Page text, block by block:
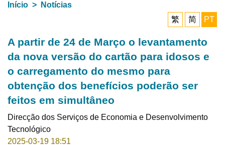
Início
Notícias
繁
简 PT
A partir de 24 de Março o levantamento
da nova versão do cartão para idosos e
o carregamento do mesmo para
obtenção dos benefícios poderão ser
feitos em simultâneo
Direcção dos Serviços de Economia e Desenvolvimento
Tecnológico
2025-03-19 18:51